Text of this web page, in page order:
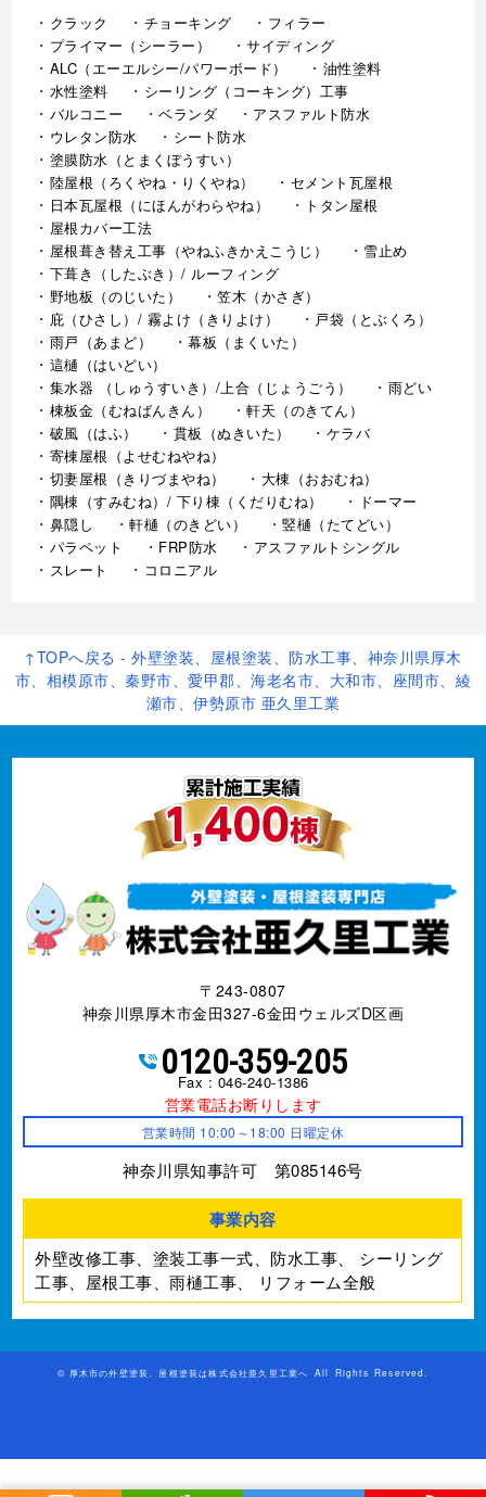
クラック チョーキング
フィラー
プライマー（シーラー）
サイディング
ALC（エーエルシー/パワーボード）
油性塗料
水性塗料
シーリング（コーキング）工事
バルコニー
ベランダ
アスファルト防水
ウレタン防水
シート防水
塗膜防水（とまくぼうすい）
陸屋根（ろくやね・りくやね）
セメント瓦屋根
日本瓦屋根（にほんがわらやね）
トタン屋根
屋根カバー工法
屋根葺き替え工事（やねふきかえこうじ）
雪止め
下葺き（したぶき）/ ルーフィング
野地板（のじいた）
笠木（かさぎ）
庇（ひさし）/ 霧よけ（きりよけ）
戸袋（とぶくろ）
雨戸（あまど）
幕板（まくいた）
這樋（はいどい）
集水器 （しゅうすいき）/上合（じょうごう）
雨どい
棟板金（むねばんきん）
軒天（のきてん）
破風（はふ）
貫板（ぬきいた）
ケラバ
寄棟屋根（よせむねやね）
切妻屋根（きりづまやね）
大棟（おおむね）
隅棟（すみむね）/ 下り棟（くだりむね）
ドーマー
鼻隠し
軒樋（のきどい）
竪樋（たてどい）
パラペット
FRP防水
アスファルトシングル
スレート
コロニアル
↑TOPへ戻る - 外壁塗装、屋根塗装、防水工事、神奈川県厚木
市、相模原市、秦野市、愛甲郡、海老名市、大和市、座間市、綾
瀬市、伊勢原市 亜久里工業
〒243-0807
神奈川県厚木市金田327-6金田ウェルズD区画
0120-359-205
Fax : 046-240-1386
営業電話お断りします
営業時間 10:00～18:00 日曜定休
神奈川県知事許可 第085146号
事業内容
外壁改修工事、塗装工事⼀式、防水工事、
シーリング
工事、屋根工事、雨樋工事、
リフォーム全般
© 厚木市の外壁塗装、屋根塗装は株式会社亜久里工業へ All Rights Reserved.